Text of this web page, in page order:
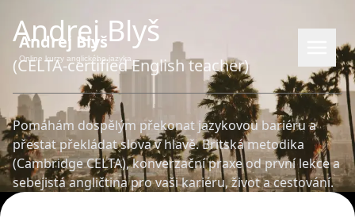
Andrej Blyš
Online kurzy anglického jazyka
Andrej Blyš
(CELTA-certified English teacher)
Pomáhám dospělým překonat jazykovou bariéru a
přestat překládat slova v hlavě. Britská metodika
(Cambridge CELTA), konverzační praxe od první lekce a
sebejistá angličtina pro vaši kariéru, život a cestování.